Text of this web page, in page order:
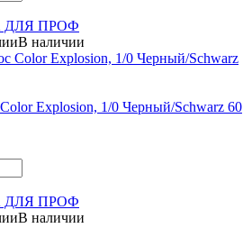
ДЛЯ ПРОФ
В наличии
Explosion, 1/0 Черный/Schwarz 60
ДЛЯ ПРОФ
В наличии